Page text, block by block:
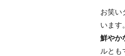
お笑い
います。
鮮やか
ルとも